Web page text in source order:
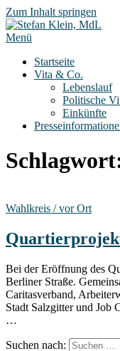
Zum Inhalt springen
Menü
Startseite
Vita & Co.
Lebenslauf
Politische
Einkünfte
Wahlkreis / vor Ort
Bei der Eröffnung des
Berliner Straße.
Caritasverband,
Stadt Salzgitter und Job
…
Suchen nach: